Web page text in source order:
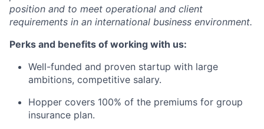
position and to meet operational and client
requirements in an international business environment.
Perks and benefits of working with us:
Well-funded and proven startup with large
ambitions, competitive salary.
Hopper covers 100% of the premiums for group
insurance plan.